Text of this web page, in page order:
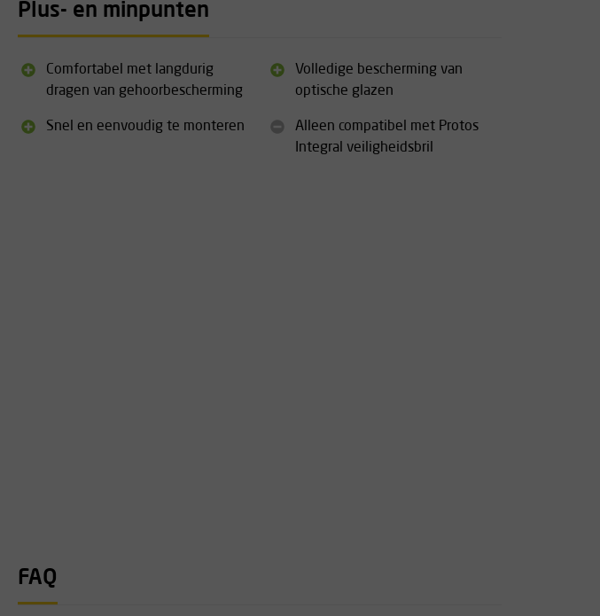
Plus- en minpunten
Comfortabel met langdurig
dragen van gehoorbescherming
Snel en eenvoudig te monteren
Volledige bescherming van
optische glazen
Alleen compatibel met Protos
Integral veiligheidsbril
FAQ